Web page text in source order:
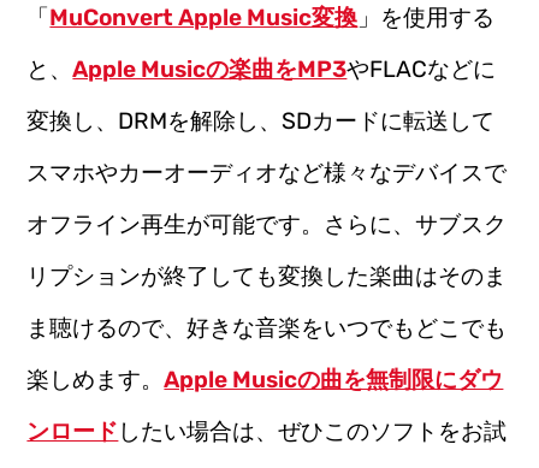
「MuConvert Apple Music変換 」を使用する
と、Apple Musicの楽曲をMP3やFLACなどに
変換し、DRMを解除し、SDカードに転送して
スマホやカーオーディオなど様々なデバイスで
オフライン再生が可能です。さらに、サブスク
リプションが終了しても変換した楽曲はそのま
ま聴けるので、好きな音楽をいつでもどこでも
楽しめます。Apple Musicの曲を無制限にダウ
ンロード したい場合は、ぜひこのソフトをお試